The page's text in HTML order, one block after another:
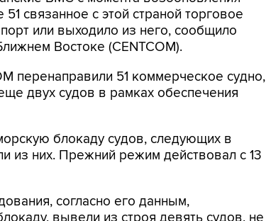
связанное с этой страной торговое
или выходило из него, сообщило
Востоке (CENTCOM).
перенаправили 51 коммерческое судно,
двух судов в рамках обеспечения
блокаду судов, следующих в
из них. Прежний режим действовал с 13
согласно его данным,